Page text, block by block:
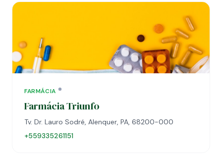
FARMÁCIA
Farmácia Triunfo
Tv. Dr. Lauro Sodré, Alenquer, PA, 68200-000
+559335261151